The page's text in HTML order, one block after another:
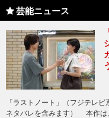
芸能ニュース
「ラストノート」（フジテレ
ネタバレを含みます） 本作は